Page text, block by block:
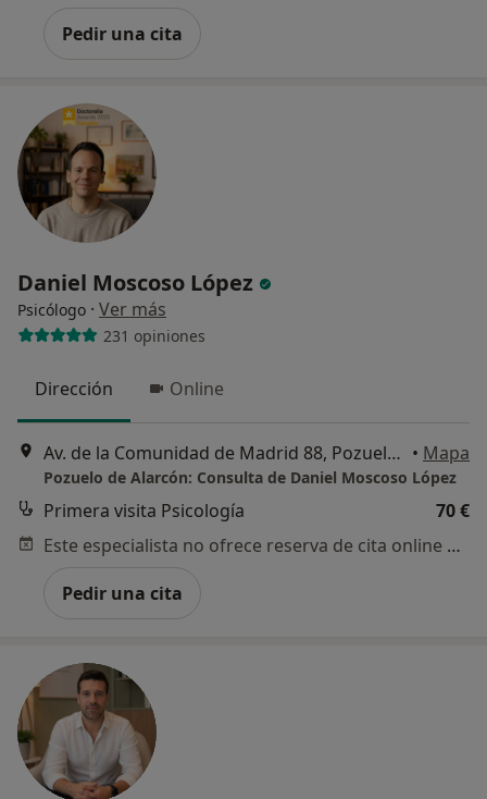
Pedir una cita
Daniel Moscoso López
Psicólogo · Ver más
231 opiniones
Dirección Online
Av. de la Comunidad de Madrid 88, Pozuelo de Alarcón • Mapa
Pozuelo de Alarcón: Consulta de Daniel Moscoso López
Primera visita Psicología
70 €
Este especialista no ofrece reserva de cita online en esta dirección.
Pedir una cita